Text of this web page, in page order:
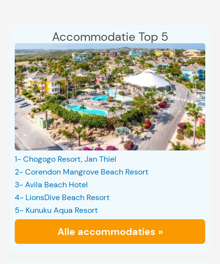
Accommodatie Top 5
1- Chogogo Resort, Jan Thiel
2- Corendon Mangrove Beach Resort
3- Avila Beach Hotel
4- LionsDive Beach Resort
5- Kunuku Aqua Resort
Alle accommodaties »